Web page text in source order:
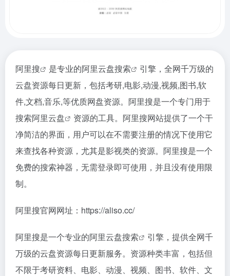
阿里搜 是专业的阿里云盘搜索
引擎，全网千万级的
云盘资源每日更新，包括考研,电影,动漫,视频,图书,软
件,文档,音乐,等优质网盘资源。阿里搜是一个专门用于
搜索阿里云盘
资源的工具。阿里搜网站提供了一个干
净简洁的界面，用户可以在不需要注册的情况下使用它
来查找各种资源，尤其是影视类的资源。阿里搜是一个
免费的搜索神器，无需登录即可使用，并且没有使用限
制。
阿里搜官网网址：https://aliso.cc/
阿里搜是一个专业的阿里云盘搜索
引擎，提供全网千
万级的云盘资源每日更新服务。资源种类丰富，包括但
不限于考研资料、电影、动漫、视频、图书、软件、文